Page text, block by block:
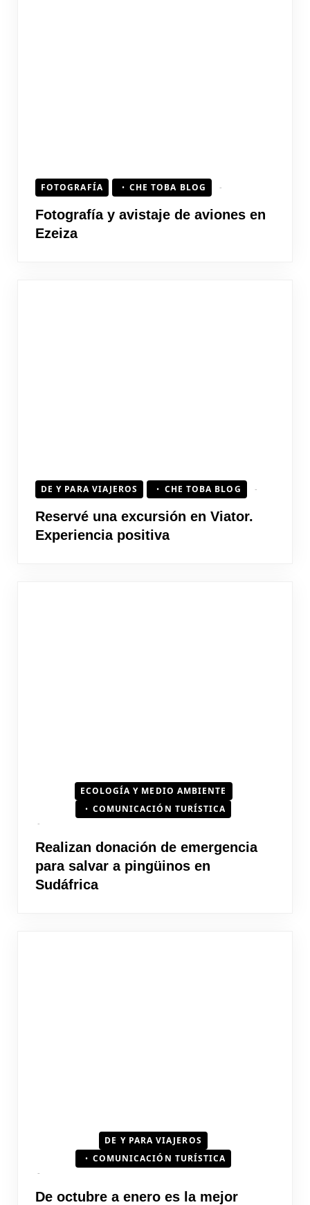
FOTOGRAFÍA CHE TOBA BLOG
Fotografía y avistaje de aviones en
Ezeiza
DE Y PARA VIAJEROS CHE TOBA BLOG
Reservé una excursión en Viator.
Experiencia positiva
ECOLOGÍA Y MEDIO AMBIENTE
COMUNICACIÓN TURÍSTICA
Realizan donación de emergencia
para salvar a pingüinos en
Sudáfrica
DE Y PARA VIAJEROS
COMUNICACIÓN TURÍSTICA
De octubre a enero es la mejor